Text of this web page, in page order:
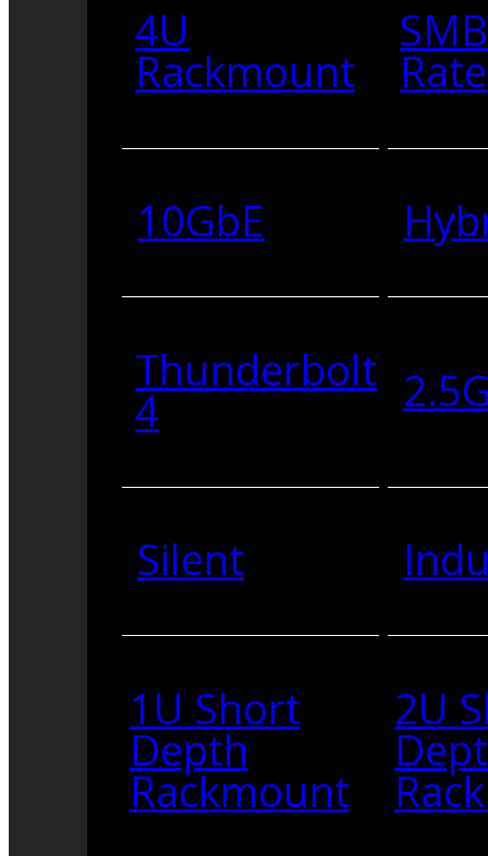
4U
Rackmount Rate
10GbE
Thunderbolt
4
Silent
1U Short
Depth
Rackmount
2U